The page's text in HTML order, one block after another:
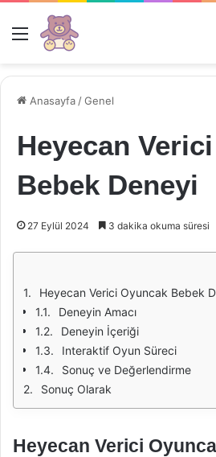
Menü
Anasayfa /Genel
Heyecan
Bebek Deneyi
27 Eylül 2024 3 dakika okuma süresi
Heyecan Verici Oyuncak Bebek Deneyi: Çocuk
Deneyin Amacı
Deneyin İçeriği
Interaktif Oyun Süreci
Sonuç ve Değerlendirme
Sonuç Olarak
Heyecan Verici